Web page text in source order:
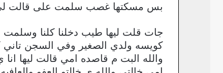
بس مسكتها غصب سلمت على قالت
جات قلت ليها طيب دخلنا كلنا وسلمت
كويسه ولدي الصغير وفي السجن
والله البت م قاصده امي قالت ليها